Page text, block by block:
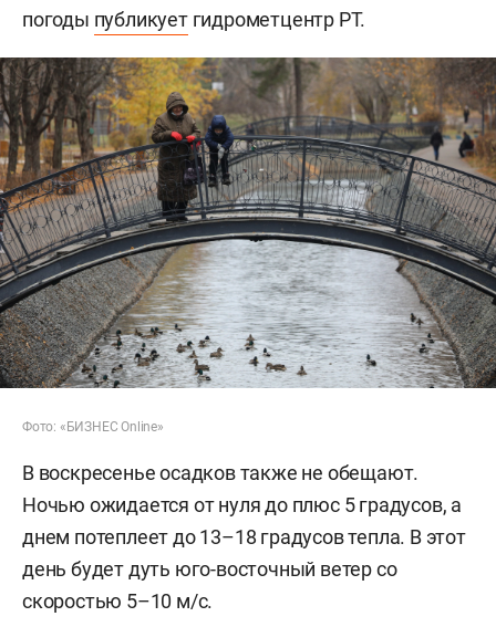
погоды публикуетгидрометцентр РТ.
Фото: «БИЗНЕС Online»
В воскресенье осадков также не обещают.
Ночью ожидается от нуля до плюс 5 градусов, а
днем потеплеет до 13–18 градусов тепла. В этот
день будет дуть юго-восточный ветер со
скоростью 5–10 м/с.